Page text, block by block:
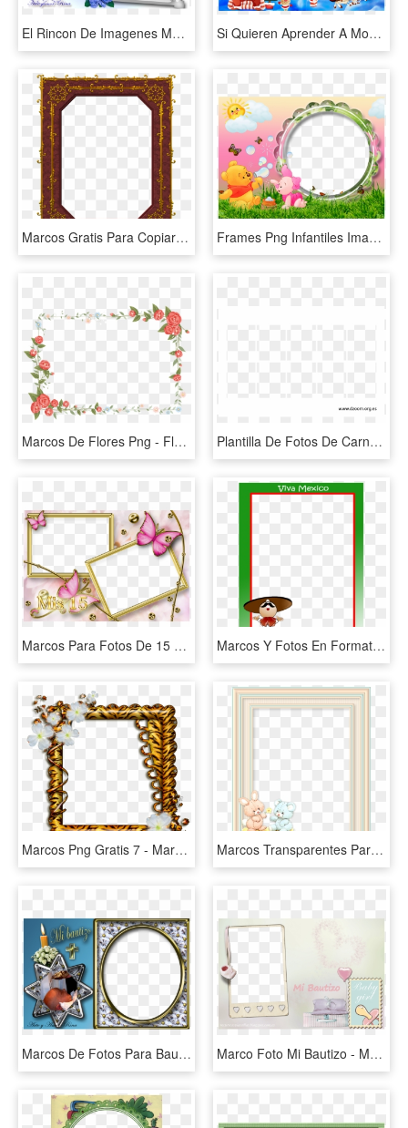
El Rincon De Imagenes Marcos Primera Comunión - Marcos De Primera Comunion, HD Png Download Si Quieren Aprender A Montar Fotografias En Los Marcos - Moldura Natal Azul Png, Transparent Png
Marcos Gratis Para Copiar Y Descargar Marco De Madera - 18th Century Spanish Frame, HD Png Download Frames Png Infantiles Imagui Decorar Marcos De Fotos - Winnie The Pooh Png Frame, Transparent Png
Marcos De Flores Png - Flower, Transparent Png Plantilla De Fotos De Carnet En Formato - Parallel, HD Png Download
Marcos Para Fotos De 15 Años De Señoritas Descargar - Marcos Para Fotos De 15 Años, HD Png Download Marcos Y Fotos En Formato Png Gratis - Marcos Para Fotos De Mexico, Transparent Png
Marcos Png Gratis 7 - Marcos Para Fotos Full Hd, Transparent Png Marcos Transparentes Para Fotos De Bautizo Png Marcos - Marcos Para Fotos Infantiles, Png Download
Marcos De Fotos Para Bautizos - Marco Para Fotos De Bautizo Png, Transparent Png Marco Foto Mi Bautizo - Marcos Para Foto De Bautismo, HD Png Download